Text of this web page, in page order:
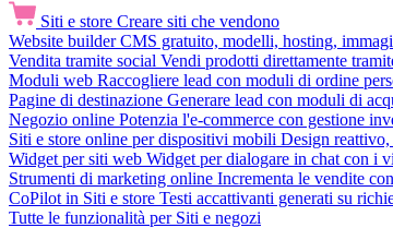
Siti e store Creare siti che vendono
Website builder CMS gratuito, modelli, hosting,
Vendita tramite social Vendi prodotti direttamente
Moduli web Raccogliere lead con moduli di ordine
Pagine di destinazione Generare lead con moduli di
Negozio online Potenzia l'e-commerce con gestione
Siti e store online per dispositivi mobili Design
Widget per siti web Widget per dialogare in chat con i
Strumenti di marketing online Incrementa le vendite
CoPilot in Siti e store Testi accattivanti generati su
Tutte le funzionalità per Siti e negozi